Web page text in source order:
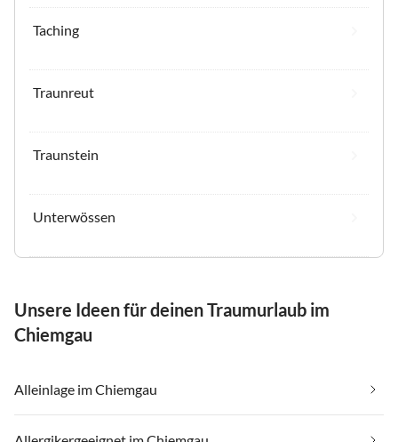
Taching
Traunreut
Traunstein
Unterwössen
Unsere Ideen für deinen Traumurlaub im
Chiemgau
Alleinlage im Chiemgau